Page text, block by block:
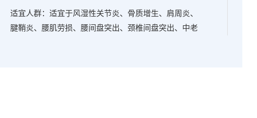
适宜人群：适宜于风湿性关节炎、骨质增生、肩周炎、
腱鞘炎、腰肌劳损、腰间盘突出、颈椎间盘突出、中老